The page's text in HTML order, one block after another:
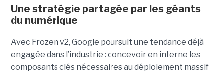
Une stratégie partagée par les géants
du numérique
Avec Frozen v2, Google poursuit une tendance déjà
engagée dans l’industrie : concevoir en interne les
composants clés nécessaires au déploiement massif